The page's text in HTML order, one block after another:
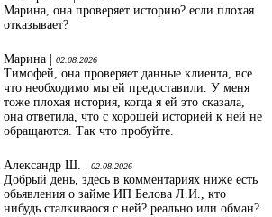
Марина, она проверяет историю? если плохая
отказывает?
Марина | 02.08.2026
Тимофей, она проверяет данные клиента, все
что необходимо мы ей предоставили. У меня
тоже плохая история, когда я ей это сказала,
она ответила, что с хорошей историей к ней не
обращаются. Так что пробуйте.
Александр Ш. | 02.08.2026
Добрый день, здесь в комментариях ниже есть
обьявления о займе ИП Белова Л.И., кто
нибудь сталкиваося с ней? реально или обман?